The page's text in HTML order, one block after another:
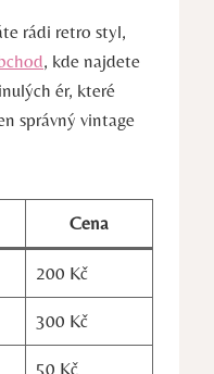
rádi retro styl,
, kde najdete
ér, které
správný vintage
Cena
200 Kč
300 Kč
50 Kč